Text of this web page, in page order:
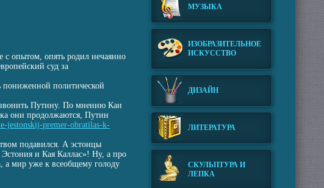
с опытом, опять родил нечаянно
суд за
политической
звонить Путину. По мнению Каи
они продолжаются, Путин
jestonskij-premer-obratilas-k-
подавился. А эстонцы
и Кая Каллас»! Ну, а про
а мир уже к всеобщему голоду
МУЗЫКА
ИЗОБРАЗИТЕЛЬНОЕ
ИСКУССТВО
ДИЗАЙН
ЛИТЕРАТУРА
СКУЛЬПТУРА И
ЛЕПКА